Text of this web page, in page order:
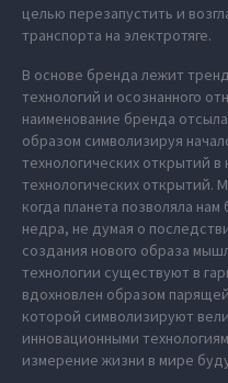
целью перезапустить и
транспорта на электротяге.
В основе бренда лежит
технологий и осознанного
наименование бренда
образом символизируя
технологических открытий
технологических открытий.
когда планета позволяла
недра, не думая о
создания нового образа
технологии существуют в
вдохновлен образом
которой символизируют
инновационными
измерение жизни в мире